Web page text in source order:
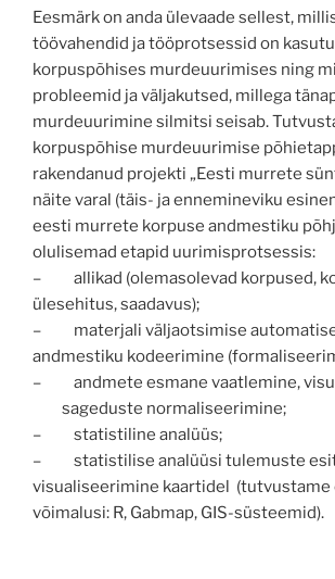
Eesmärk on anda ülevaade sellest,
töövahendid ja tööprotsessid on
korpuspõhises murdeuurimises ning
probleemid ja väljakutsed, millega
murdeuurimine silmitsi seisab.
korpuspõhise murdeuurimise
rakendanud projekti „Eesti murrete
näite varal (täis- ja ennemineviku
eesti murrete korpuse andmestiku
olulisemad etapid uurimisprotsessis:
– allikad (olemasolevad korpused,
ülesehitus, saadavus);
– materjali väljaotsimise
andmestiku kodeerimine
– andmete esmane vaatlemine,
sageduste normaliseerimine;
– statistiline analüüs;
– statistilise analüüsi tulemuste
visualiseerimine kaartidel (tutvustame
võimalusi: R, Gabmap, GIS-süsteemid).